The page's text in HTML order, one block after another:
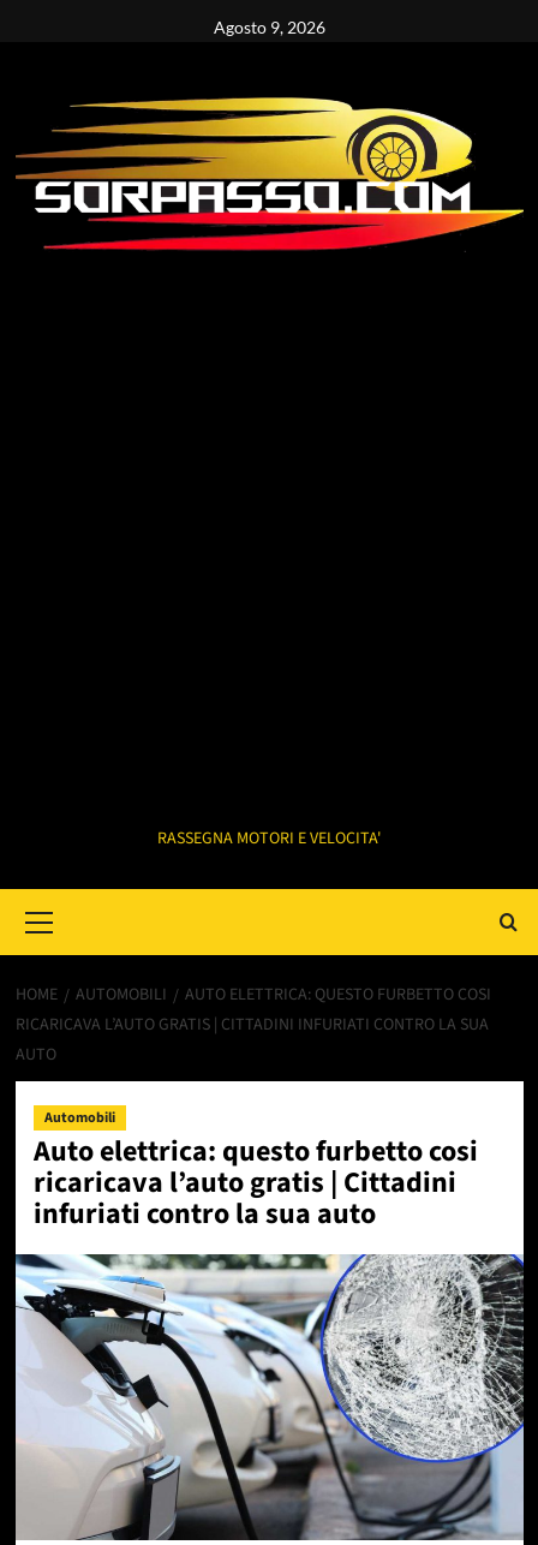
Agosto 9, 2026
RASSEGNA MOTORI E VELOCITA'
Menu
HOME AUTOMOBILI
AUTO ELETTRICA: QUESTO FURBETTO COSI
RICARICAVA L’AUTO GRATIS | CITTADINI INFURIATI CONTRO LA SUA
AUTO
Automobili
Auto elettrica: questo furbetto cosi
ricaricava l’auto gratis | Cittadini
infuriati contro la sua auto